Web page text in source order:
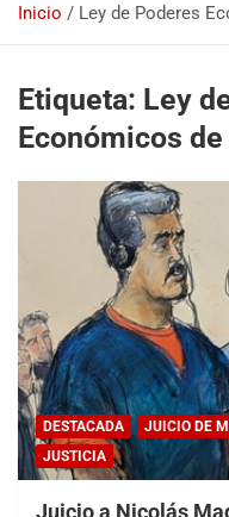
Inicio Ley de Poderes
Etiqueta: Ley
Económicos
DESTACADA
JUICIO DE
JUSTICIA
Juicio a Nicolás